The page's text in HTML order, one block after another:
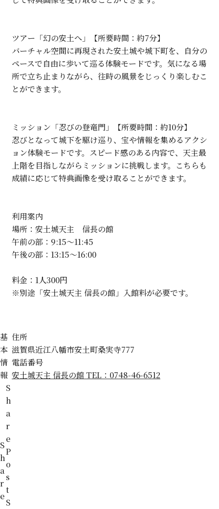
ツアー「幻の安土へ」【所要時間：約7分】
バーチャル空間に再現された安土城や城下町を、自分の
ペースで自由に歩いて巡る体験モードです。気になる場
所で立ち止まりながら、往時の風景をじっくり楽しむこ
とができます。
ミッション「忍びの登竜門」【所要時間：約10分】
忍びとなって城下を駆け巡り、宝や情報を集めるアクシ
ョン体験モードです。スピード感のある内容で、天主最
上階を目指しながらミッションに挑戦します。こちらも
成績に応じて特典画像を受け取ることができます。
利用案内
場所： 安土城天主 信長の館
午前の部：9:15～11:45
午後の部：13:15～16:00
料金：1人300円
※別途「安土城天主 信長の館」入館料が必要です。
基
本
情
報
住所
滋賀県近江八幡市安土町桑実寺777
電話番号
安土城天主 信長の館 TEL：0748-46-6512
S
h
a
r
e
S
h
a
r
e
P
o
s
t
S